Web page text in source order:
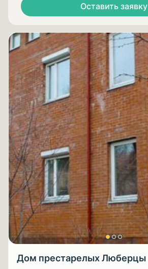
Оставить заявку
Дом престарелых Люберцы